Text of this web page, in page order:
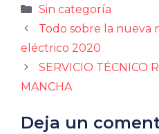
Categorías
Sin categoría
Todo sobre la nueva
eléctrico 2020
SERVICIO TÉCNICO
MANCHA
Deja un